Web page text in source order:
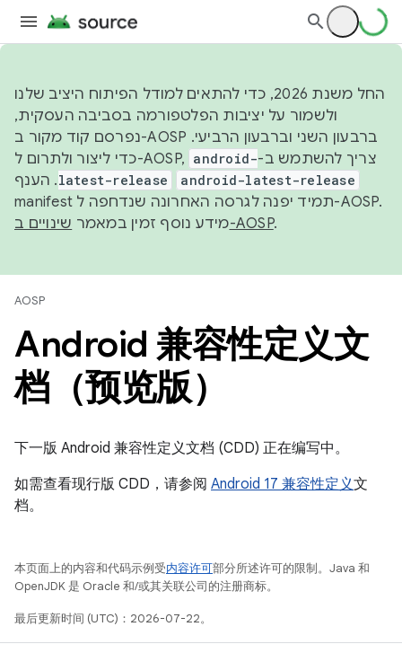
החל משנת 2026, כדי להתאים למודל הפיתוח היציב שלנו
ולשמור על יציבות הפלטפורמה בסביבה העסקית,
נפרסם קוד מקור ב-AOSP ברבעון השני וברבעון הרביעי.
כדי ליצור ולתרום ל-AOSP, צריך להשתמש ב-android-
latest-release
android-latest-release
manifest תמיד יפנה לגרסה האחרונה שנדחפה ל-AOSP.
מידע נוסף זמין במאמרשינויים ב-AOSP.
AOSP
Android 兼容性定义文
档（预览版）
下一版 Android 兼容性定义文档 (CDD) 正在编写中。
如需查看现行版 CDD，请参阅 Android 17 兼容性定义文
档。
本页面上的内容和代码示例受内容许可部分所述许可的限制。Java 和
OpenJDK 是 Oracle 和/或其关联公司的注册商标。
最后更新时间 (UTC)：2026-07-22。